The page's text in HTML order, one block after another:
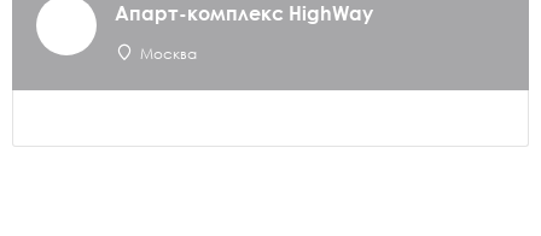
Апарт-комплекс HighWay
Москва